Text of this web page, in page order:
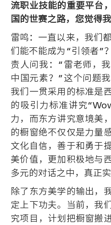
流职业技能的重要平台
国的世赛之路，您觉得
雷鸣：一直以来，我们
们能不能成为“引领者”
责人问我：“雷老师，
中国元素？”这个问题
我们一贯采用的标准是
的吸引力标准讲究
力，而东方讲究意境美
的橱窗绝不仅仅是力量
文化自信，善于和勇于
美价值，更加积极地与
多元的对话之中，真正
除了东方美学的输出，
定上下功夫。当前，我
究项目，计划把橱窗搬